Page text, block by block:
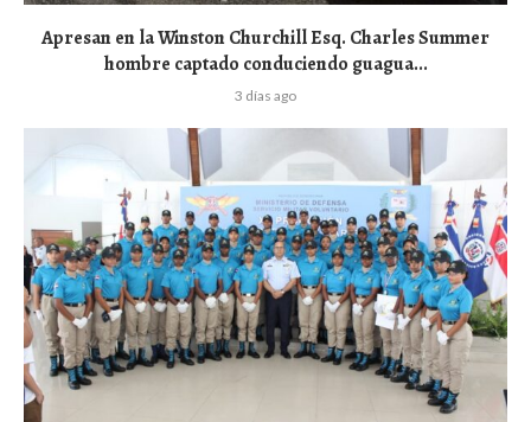
Apresan en la Winston Churchill Esq. Charles Summer
hombre captado conduciendo guagua...
3 días ago